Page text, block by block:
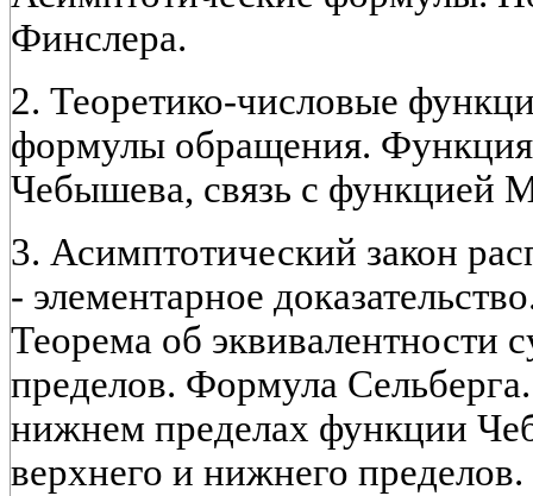
Финслера.
2. Теоретико-числовые
формулы обращения.
Чебышева, связь с функцией
3. Асимптотический закон
- элементарное
Теорема об эквивалентности
пределов. Формула
нижнем пределах функции
верхнего и нижнего пределов.